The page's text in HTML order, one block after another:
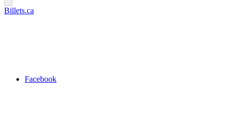
Billets.ca
Facebook